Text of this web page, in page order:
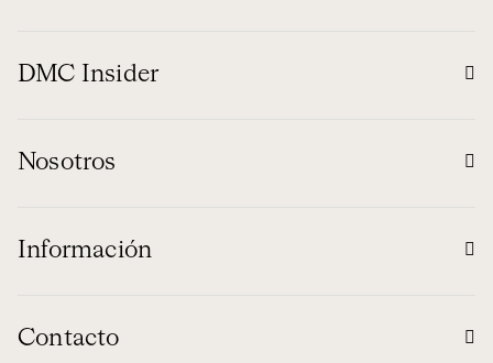
DMC Insider
Nosotros
Información
Contacto